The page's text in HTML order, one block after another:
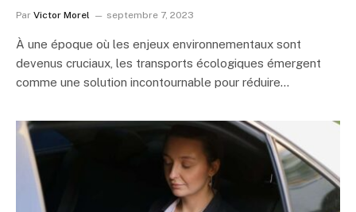
Par Victor Morel septembre 7, 2023
À une époque où les enjeux environnementaux sont
devenus cruciaux, les transports écologiques émergent
comme une solution incontournable pour réduire…